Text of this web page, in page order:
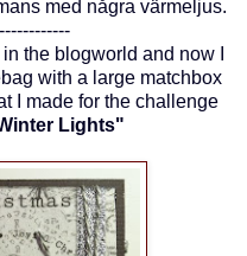
med några värmeljus.
the blogworld and now I
with a large matchbox
I made for the challenge
Lights"